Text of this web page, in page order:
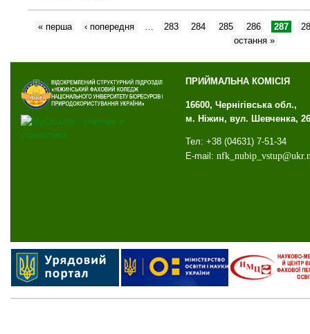
« перша ‹ попередня 283 284 285 286 287
остання »
ПРИЙМАЛЬНА КОМІСІЯ
16600, Чернігівська обл.,
м. Ніжин, вул. Шевченка, 26
Тел: +38 (04631) 7-51-34
E-mail: nfk_ nubip_ vstup@ukr.